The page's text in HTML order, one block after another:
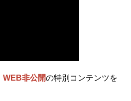
WEB非公開の特別コンテンツを